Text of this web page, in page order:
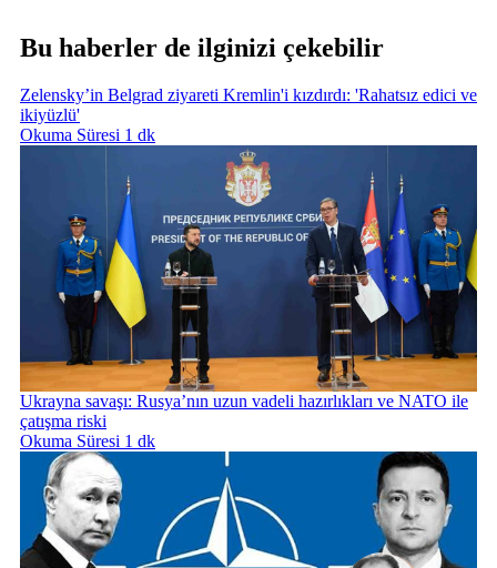
Bu haberler de ilginizi çekebilir
Zelensky’in Belgrad ziyareti Kremlin'i kızdırdı: 'Rahatsız edici ve
ikiyüzlü'
Okuma Süresi 1 dk
Ukrayna savaşı: Rusya’nın uzun vadeli hazırlıkları ve NATO ile
çatışma riski
Okuma Süresi 1 dk